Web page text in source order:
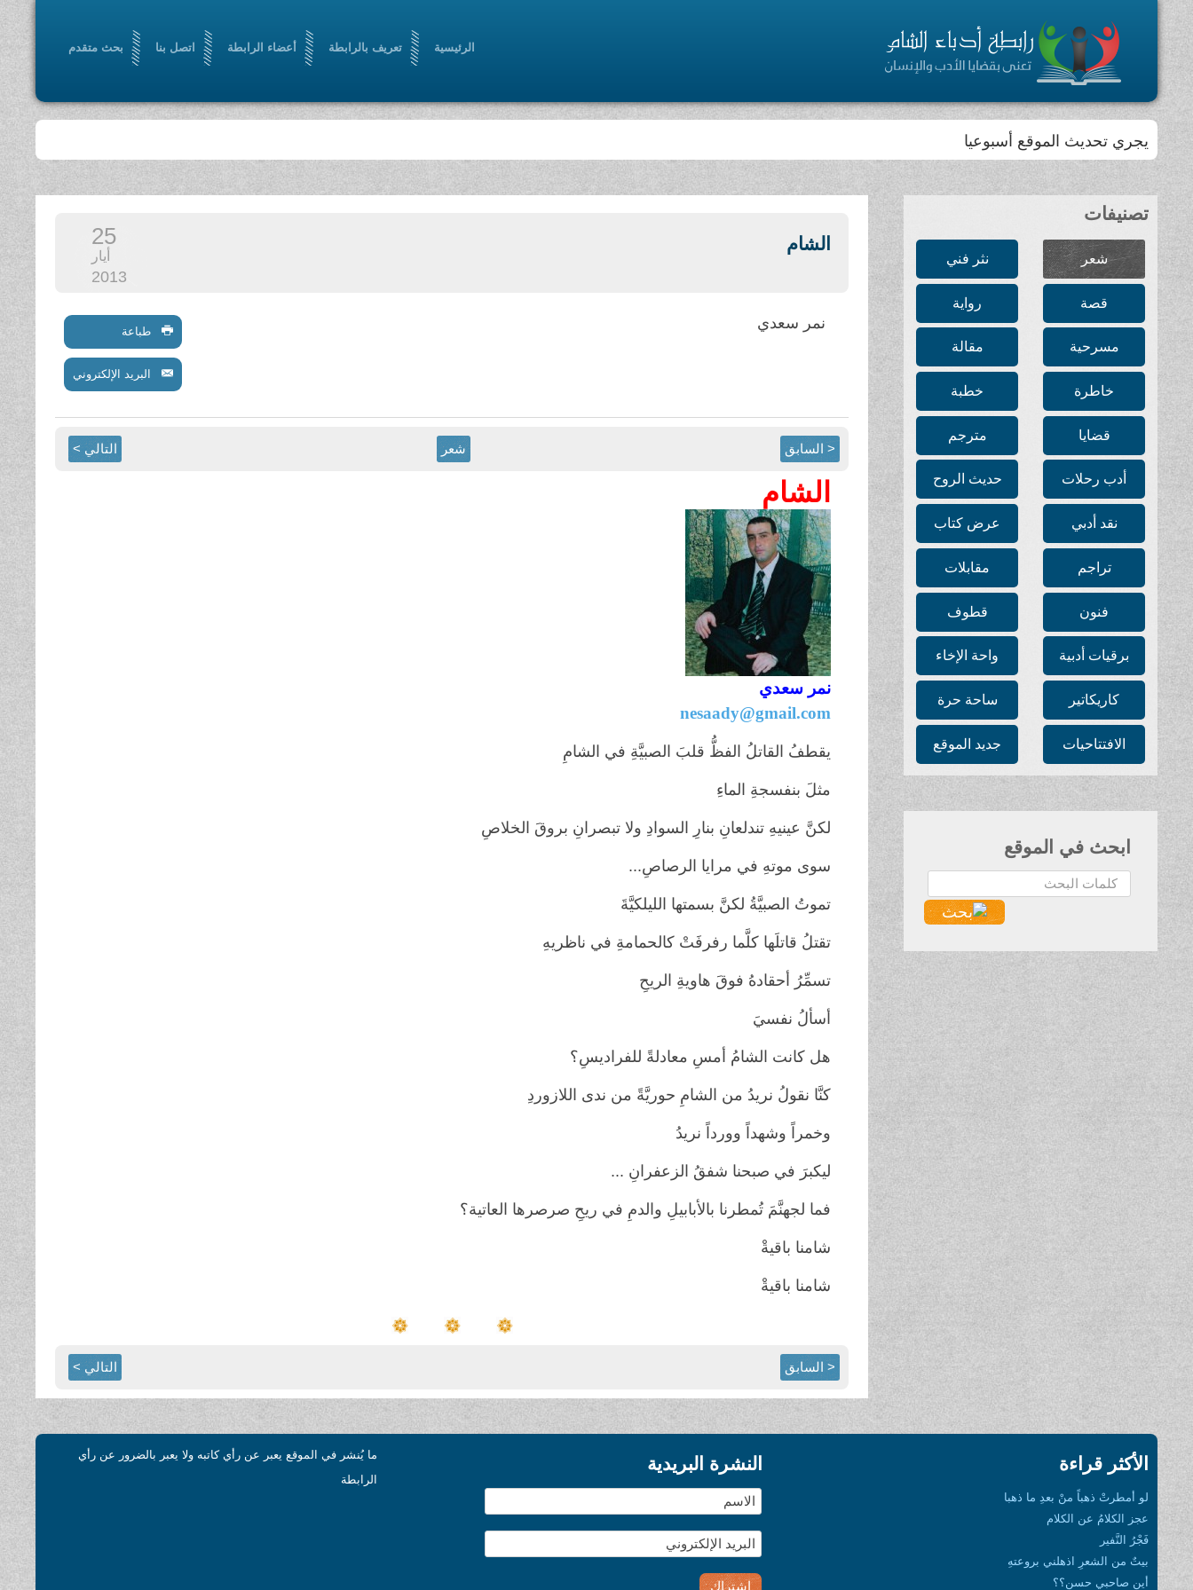
الرئيسية تعريف بالرابطة أعضاء الرابطة اتصل بنا بحث متقدم
يجري تحديث الموقع أسبوعيا
تصنيفات
شعر نثر فني
قصة رواية
مسرحية مقالة
خاطرة خطبة
قضايا مترجم
أدب رحلات حديث الروح
نقد أدبي عرض كتاب
تراجم مقابلات
فنون قطوف
برقيات أدبية واحة الإخاء
كاريكاتير ساحة حرة
الافتتاحيات جديد الموقع
ابحث في الموقع
البحث...
الشام 25
أيار
2013
نمر سعدي طباعة
البريد الإلكتروني
< السابق شعر التالي >
الشام
نمر سعدي
nesaady@gmail.com
يقطفُ القاتلُ الفظُّ قلبَ الصبيَّةِ في الشامِ
مثلَ بنفسجةِ الماءِ
لكنَّ عينيهِ تندلعانِ بنارِ السوادِ ولا تبصرانِ بروقَ الخلاصِ
سوى موتهِ في مرايا الرصاصِ...
تموتُ الصبيَّةُ لكنَّ بسمتها الليلكيَّةَ
تقتلُ قاتلَها كلَّما رفرفَتْ كالحمامةِ في ناظريهِ
تسمِّرُ أحقادهُ فوقَ هاويةِ الريحِ
أسألُ نفسيَ
هل كانت الشامُ أمسِ معادلةً للفراديسِ؟
كنَّا نقولُ نريدُ من الشامِ حوريَّةً من ندى اللازوردِ
وخمراً وشهداً وورداً نريدُ
ليكبرَ في صبحنا شفقُ الزعفرانِ ...
فما لجهنَّمَ تُمطرنا بالأبابيلِ والدمِ في ريحِ صرصرها العاتية؟
شامنا باقيةْ
شامنا باقيةْ
< السابق التالي >
الأكثر قراءة
لو أمطرتْ ذهباً منْ بعدِ ما ذهبا
عجز الكلامُ عن الكلام
فَجْرُ النَّفير
بيتٌ من الشعرِ اذهلني بروعتهِ
أين صاحبي حسن؟؟
النشرة البريدية
ما يُنشر في الموقع يعبر عن رأي كاتبه ولا يعبر بالضرور عن رأي
الرابطة